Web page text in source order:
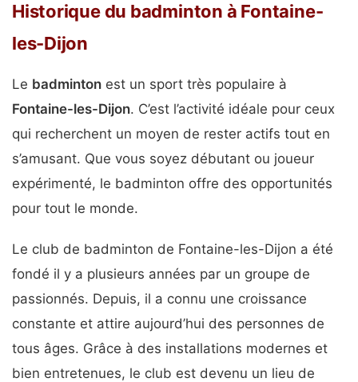
Historique du badminton à Fontaine-
les-Dijon
Le badminton est un sport très populaire à
Fontaine-les-Dijon. C’est l’activité idéale pour ceux
qui recherchent un moyen de rester actifs tout en
s’amusant. Que vous soyez débutant ou joueur
expérimenté, le badminton offre des opportunités
pour tout le monde.
Le club de badminton de Fontaine-les-Dijon a été
fondé il y a plusieurs années par un groupe de
passionnés. Depuis, il a connu une croissance
constante et attire aujourd’hui des personnes de
tous âges. Grâce à des installations modernes et
bien entretenues, le club est devenu un lieu de